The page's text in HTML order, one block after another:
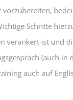
Schritte
verankert ist und
(auch
auch auf